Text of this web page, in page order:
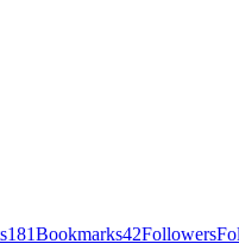
181Bookmarks42Followers